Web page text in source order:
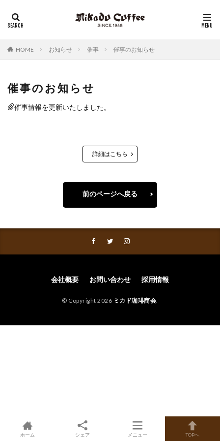
HOME お知らせ 催事 催事のお知らせ
催事のお知らせ
催事情報を更新いたしました。
詳細はこちら
前のページへ戻る
会社概要 お問い合わせ 採用情報
© Copyright 2026 ミカド珈琲商会.
ホーム シェア メニュー TOPへ
リキッドコーヒー アイスコーヒー
チーズケーキ